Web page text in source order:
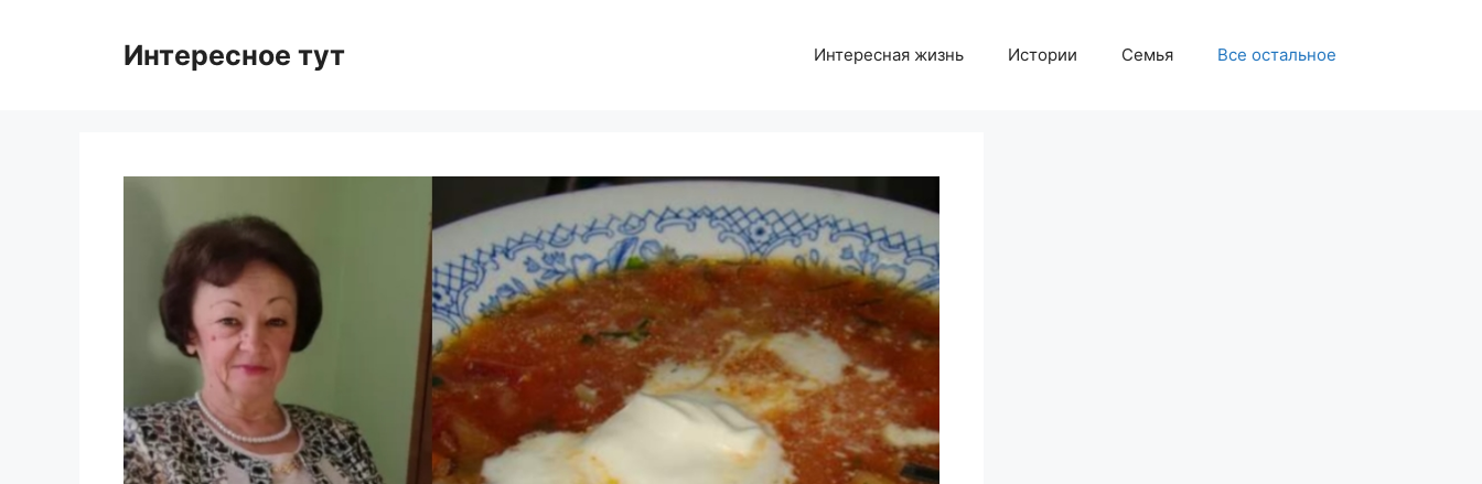
Интересное тут Интересная жизнь Истории Семья Все остальное